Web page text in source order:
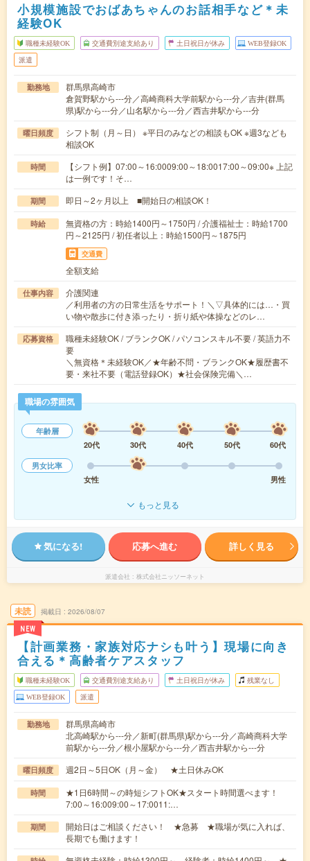
小規模施設でおばあちゃんのお話相手など＊未
経験OK
職種未経験OK 交通費別途支給あり 土日祝日が休み WEB登録OK
派遣
勤務地
群馬県高崎市
倉賀野駅から---分／高崎商科大学前駅から---分／吉井(群馬
県)駅から---分／山名駅から---分／西吉井駅から---分
曜日頻度
シフト制（月～日） ※平日のみなどの相談もOK ※週3なども
相談OK
時間
【シフト例】07:00～16:0009:00～18:0017:00～09:00※ 上記
は一例です！そ…
期間 即日～2ヶ月以上 ■開始日の相談OK！
時給
無資格の方：時給1400円～1750円 / 介護福祉士：時給1700
円～2125円 / 初任者以上：時給1500円～1875円
交通費
全額支給
仕事内容
介護関連
／利用者の方の日常生活をサポート！＼▽具体的には…・買
い物や散歩に付き添ったり・折り紙や体操などのレ…
応募資格
職種未経験OK / ブランクOK / パソコンスキル不要 / 英語力不
要
＼無資格＊未経験OK／★年齢不問・ブランクOK★履歴書不
要・来社不要（電話登録OK）★社会保険完備＼…
職場の雰囲気
年齢層
20代
30代 40代 50代
60代
男女比率
女性
男性
もっと見る
気になる! 応募へ進む 詳しく見る
派遣会社 株式会社ニッソーネット
未読
NEW
掲載日 2026/08/07
【計画業務・家族対応ナシも叶う】現場に向き
合える＊高齢者ケアスタッフ
職種未経験OK 交通費別途支給あり 土日祝日が休み 残業なし
WEB登録OK 派遣
勤務地
群馬県高崎市
北高崎駅から---分／新町(群馬県)駅から---分／高崎商科大学
前駅から---分／根小屋駅から---分／西吉井駅から---分
曜日頻度 週2日～5日OK（月～金） ★土日休みOK
時間
★1日6時間～の時短シフトOK★スタート時間選べます！
7:00～16:009:00～17:0011:…
期間
開始日はご相談ください！ ★急募 ★職場が気に入れば、
長期でも働けます！